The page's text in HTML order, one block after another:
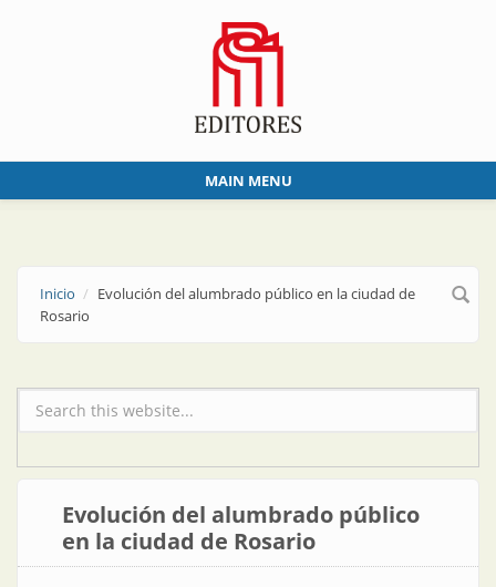
MAIN MENU
Inicio
Evolución del alumbrado público en la ciudad de
Rosario
Formulario de búsqueda
Evolución del alumbrado público
en la ciudad de Rosario